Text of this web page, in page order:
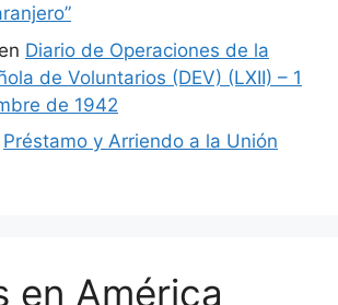
en Diario de Operaciones de la
de Voluntarios (DEV) (LXII) – 1
de 1942
Préstamo y Arriendo a la Unión
en América